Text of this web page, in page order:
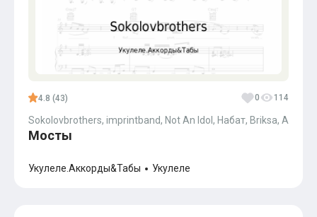
4.8 (43) 0 114
Sokolovbrothers, imprintband, Not An Idol, Набат, Briksa, Andrei
Мосты
Укулеле.Аккорды&Табы Укулеле